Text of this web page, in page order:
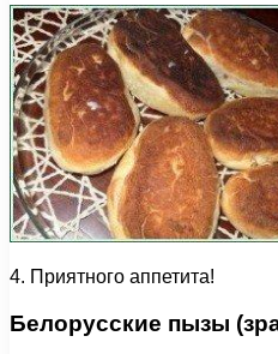
4. Приятного аппетита!
Белорусские пызы